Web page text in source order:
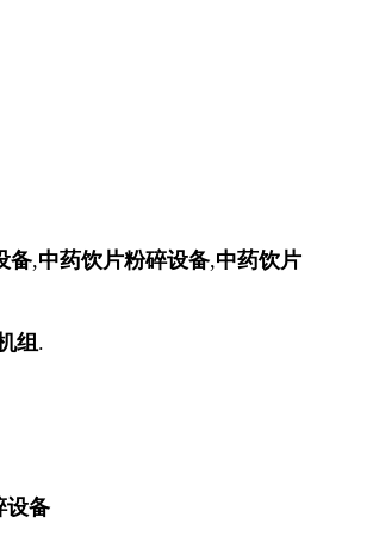
备,中药饮片粉碎设备,中药饮片
组.
设备